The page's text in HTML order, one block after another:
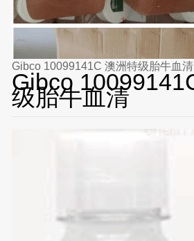
Gibco 10099141C 澳洲特级胎牛血清
Gibco
级胎牛血清